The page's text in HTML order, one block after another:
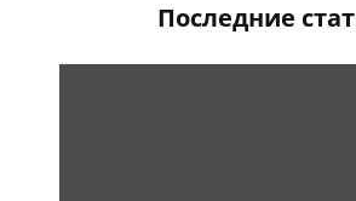
Последние